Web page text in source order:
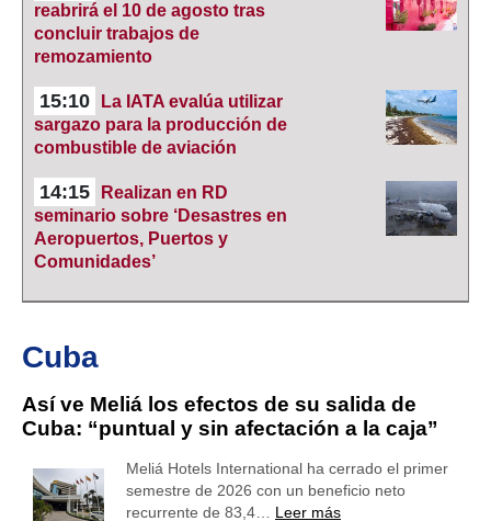
reabrirá el 10 de agosto tras
concluir trabajos de
remozamiento
15:10
La IATA evalúa utilizar
sargazo para la producción de
combustible de aviación
14:15
Realizan en RD
seminario sobre ‘Desastres en
Aeropuertos, Puertos y
Comunidades’
Cuba
Así ve Meliá los efectos de su salida de
Cuba: “puntual y sin afectación a la caja”
Meliá Hotels International ha cerrado el primer
semestre de 2026 con un beneficio neto
recurrente de 83,4… Leer más